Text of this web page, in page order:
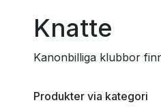
Knatte
Kanonbilliga klubbor
Produkter via kategori